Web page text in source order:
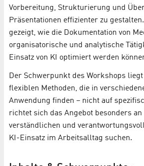
Vorbereitung, Strukturierung und
Präsentationen effizienter zu
gezeigt, wie die Dokumentation von
organisatorische und analytische
Einsatz von KI optimiert werden
Der Schwerpunkt des Workshops
flexiblen Methoden, die in
Anwendung finden – nicht auf
richtet sich das Angebot besonders an
verständlichen und
KI-Einsatz im Arbeitsalltag suchen.